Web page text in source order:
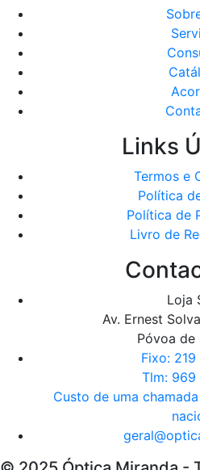
Links
Termos e
Política
Política de
Livro de
Loja
Av. Ernest
Póvoa de
Fixo:
Tlm:
Custo de uma